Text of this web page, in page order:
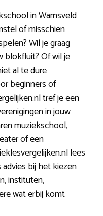
in Warnsveld
of misschien
Wil je graag
blokfluit? Of wil je
al te dure
beginners of
tref je een
in jouw
muziekschool,
of een
lees
bij het kiezen
instituten,
wat erbij komt